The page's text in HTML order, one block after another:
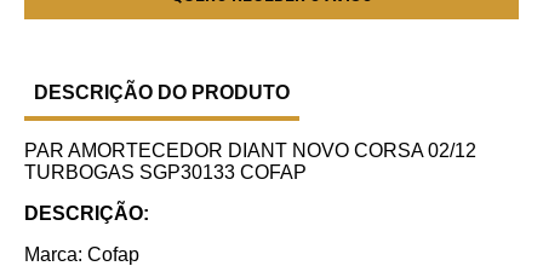
DESCRIÇÃO DO PRODUTO
PAR AMORTECEDOR DIANT NOVO CORSA 02/12
TURBOGAS SGP30133 COFAP
DESCRIÇÃO:
Marca: Cofap